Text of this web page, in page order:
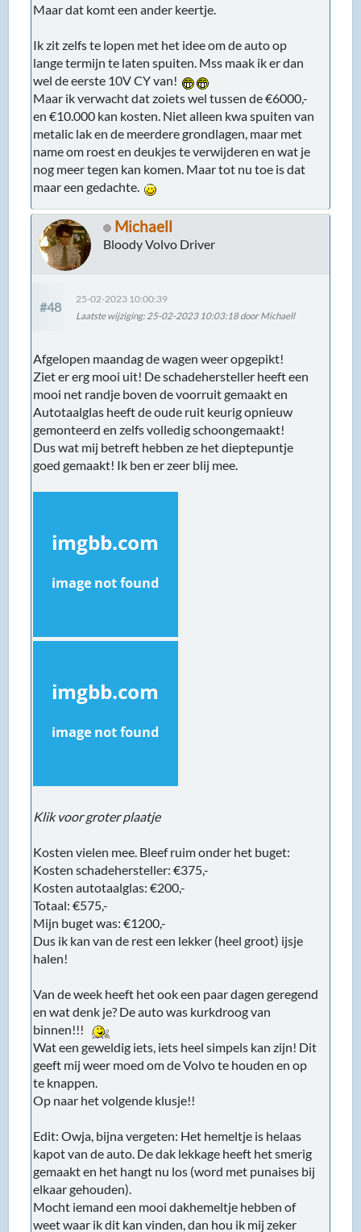
Maar dat komt een ander keertje.
Ik zit zelfs te lopen met het idee om de auto op
lange termijn te laten spuiten. Mss maak ik er dan
wel de eerste 10V CY van!
Maar ik verwacht dat zoiets wel tussen de €6000,-
en €10.000 kan kosten. Niet alleen kwa spuiten van
metalic lak en de meerdere grondlagen, maar met
name om roest en deukjes te verwijderen en wat je
nog meer tegen kan komen. Maar tot nu toe is dat
maar een gedachte.
Michaell
Bloody Volvo Driver
#48
25-02-2023 10:00:39
Laatste wijziging: 25-02-2023 10:03:18 door Michaell
Afgelopen maandag de wagen weer opgepikt!
Ziet er erg mooi uit! De schadehersteller heeft een
mooi net randje boven de voorruit gemaakt en
Autotaalglas heeft de oude ruit keurig opnieuw
gemonteerd en zelfs volledig schoongemaakt!
Dus wat mij betreft hebben ze het dieptepuntje
goed gemaakt! Ik ben er zeer blij mee.
Klik voor groter plaatje
Kosten vielen mee. Bleef ruim onder het buget:
Kosten schadehersteller: €375,-
Kosten autotaalglas: €200,-
Totaal: €575,-
Mijn buget was: €1200,-
Dus ik kan van de rest een lekker (heel groot) ijsje
halen!
Van de week heeft het ook een paar dagen geregend
en wat denk je? De auto was kurkdroog van
binnen!!!
Wat een geweldig iets, iets heel simpels kan zijn! Dit
geeft mij weer moed om de Volvo te houden en op
te knappen.
Op naar het volgende klusje!!
Edit: Owja, bijna vergeten: Het hemeltje is helaas
kapot van de auto. De dak lekkage heeft het smerig
gemaakt en het hangt nu los (word met punaises bij
elkaar gehouden).
Mocht iemand een mooi dakhemeltje hebben of
weet waar ik dit kan vinden, dan hou ik mij zeker